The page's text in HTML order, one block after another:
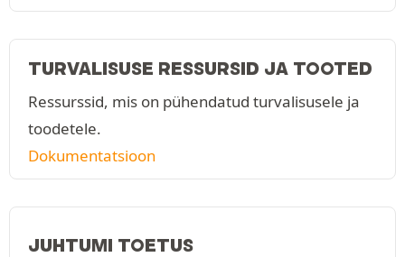
TURVALISUSE RESSURSID JA TOOTED
Ressurssid, mis on pühendatud turvalisusele ja
toodetele.
Dokumentatsioon
JUHTUMI TOETUS